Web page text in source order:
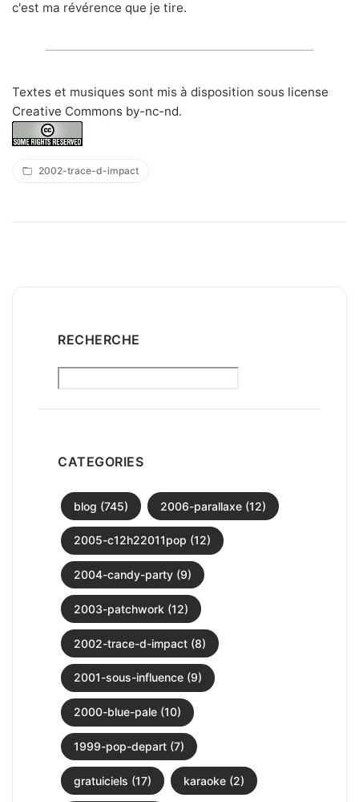
c'est ma révérence que je tire.
Textes et musiques sont mis à disposition sous license
Creative Commons by-nc-nd.
2002-trace-d-impact
RECHERCHE
CATEGORIES
blog (745) 2006-parallaxe (12)
2005-c12h22011pop (12)
2004-candy-party (9)
2003-patchwork (12)
2002-trace-d-impact (8)
2001-sous-influence (9)
2000-blue-pale (10)
1999-pop-depart (7)
gratuiciels (17) karaoke (2)